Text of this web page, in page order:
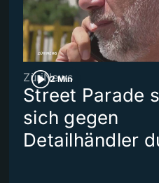
2 Min
ZüriNews
Street Parade
sich gegen
Detailhändler